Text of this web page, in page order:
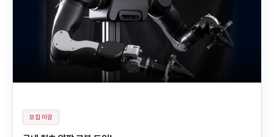
모집 마감